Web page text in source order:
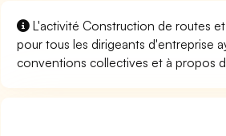
L'activité Construction de routes
pour tous les dirigeants d'entreprise
conventions collectives et à propos